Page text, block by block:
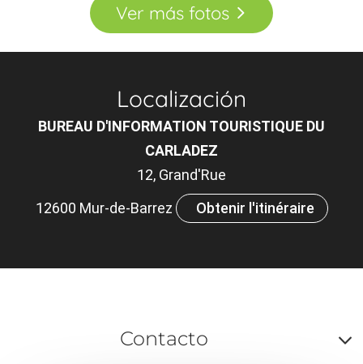
Ver más fotos
Localización
BUREAU D'INFORMATION TOURISTIQUE DU
CARLADEZ
12, Grand'Rue
12600 Mur-de-Barrez
Obtenir l'itinéraire
Contacto